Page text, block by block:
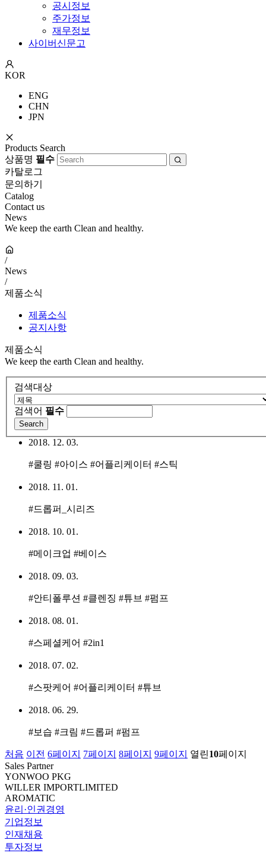
공시정보
주가정보
재무정보
사이버신문고
KOR
ENG
CHN
JPN
Products Search
상품명 필수
카탈로그
문의하기
Catalog
Contact us
News
We keep the earth Clean and healthy.
/
News
/
제품소식
제품소식
공지사항
제품소식
We keep the earth Clean and healthy.
검색대상
검색어 필수
2018. 12. 03.
#쿨링 #아이스 #어플리케이터 #스틱
2018. 11. 01.
#드롭퍼_시리즈
2018. 10. 01.
#메이크업 #베이스
2018. 09. 03.
#안티폴루션 #클렌징 #튜브 #펌프
2018. 08. 01.
#스페셜케어 #2in1
2018. 07. 02.
#스팟케어 #어플리케이터 #튜브
2018. 06. 29.
#보습 #크림 #드롭퍼 #펌프
처음 이전 6페이지 7페이지 8페이지 9페이지 열린10페이지
Sales Partner
YONWOO PKG
WILLER IMPORTLIMITED
AROMATIC
윤리·인권경영
기업정보
인재채용
투자정보